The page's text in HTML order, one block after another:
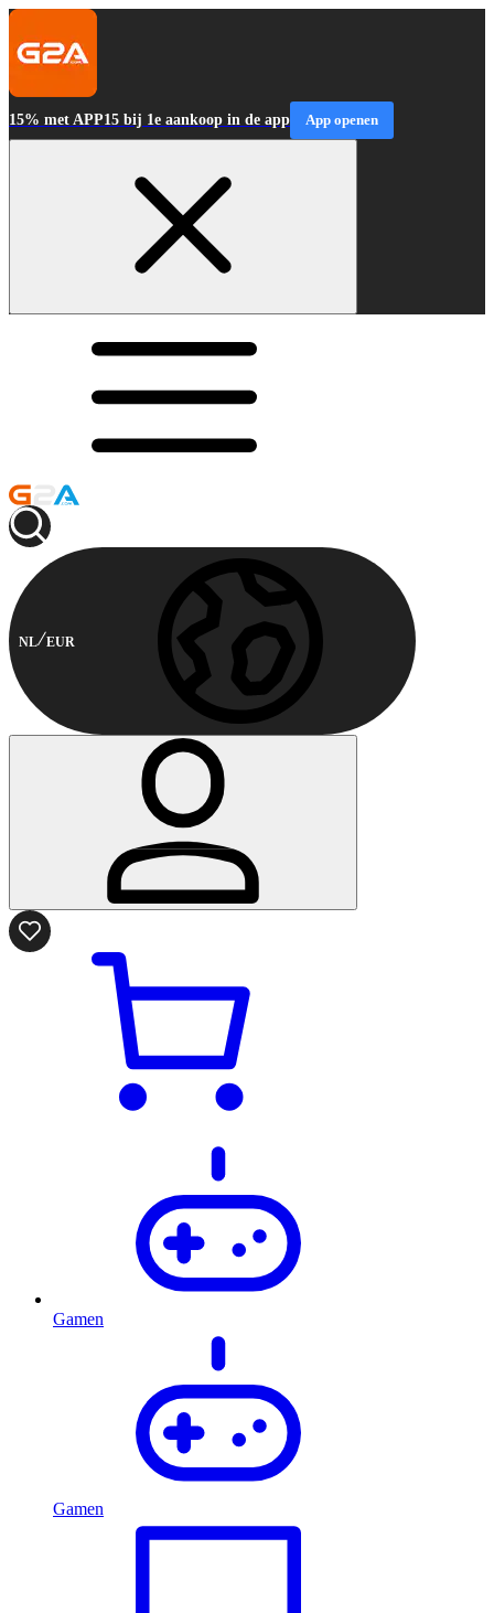
15% met APP15 bij 1e aankoop in de app App openen
NL EUR
Gamen
Gamen